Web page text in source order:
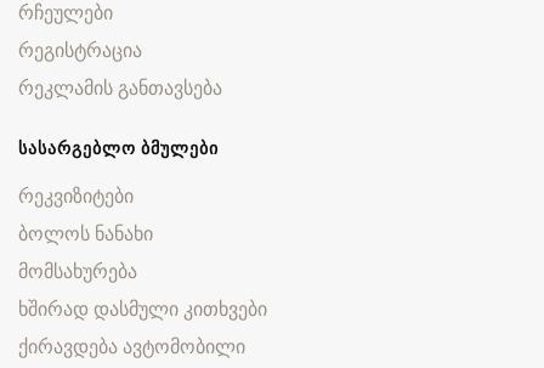
რჩეულები
რეგისტრაცია
რეკლამის განთავსება
ᲡᲐᲡᲐᲠᲒᲔᲑᲚᲝ ᲑᲛᲣᲚᲔᲑᲘ
რეკვიზიტები
ბოლოს ნანახი
მომსახურება
ხშირად დასმული კითხვები
ქირავდება ავტომობილი